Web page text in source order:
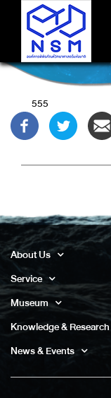
555
About Us
Service
Museum
Knowledge & Research
News & Events